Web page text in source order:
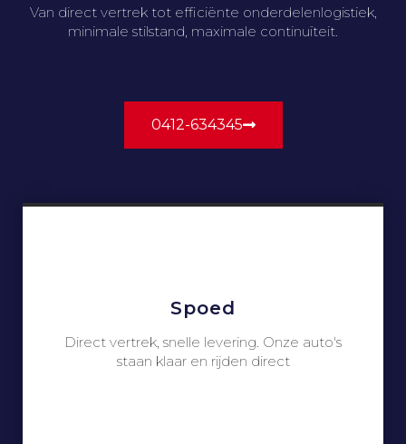
Van direct vertrek tot efficiënte onderdelenlogistiek,
minimale stilstand, maximale continuïteit.
0412-634345
Spoed
Direct vertrek, snelle levering. Onze auto's
staan klaar en rijden direct